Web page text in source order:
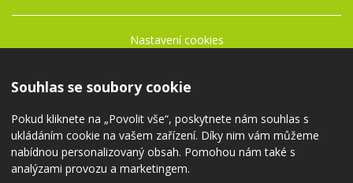
Nastavení cookies
© 2020 — a zahradnictví Samšín.
Souhlas se soubory cookie
Pokud kliknete na „Povolit vše“, poskytnete nám souhlas s
ukládáním cookie na vašem zařízení. Díky nim vám můžeme
nabídnou personalizovaný obsah. Pomohou nám také s
analýzami provozu a marketingem.